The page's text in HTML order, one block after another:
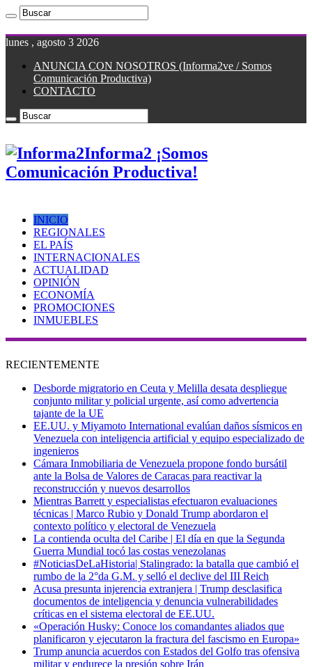
lunes , agosto 3 2026
ANUNCIA CON NOSOTROS (Informa2ve / Somos
Comunicación Productiva)
CONTACTO
Informa2 ¡Somos
Comunicación Productiva!
INICIO
REGIONALES
EL PAÍS
INTERNACIONALES
ACTUALIDAD
OPINIÓN
ECONOMÍA
PROMOCIONES
INMUEBLES
RECIENTEMENTE
Desborde migratorio en Ceuta y Melilla desata despliegue
conjunto militar y policial urgente, así como advertencia
tajante de la UE
EE.UU. y Miyamoto International evalúan daños sísmicos en
Venezuela con inteligencia artificial y equipo especializado de
ingenieros
Cámara Inmobiliaria de Venezuela propone fondo bursátil
ante la Bolsa de Valores de Caracas para reactivar la
reconstrucción y nuevos desarrollos
Mientras Barrett y especialistas efectuaron evaluaciones
técnicas | Marco Rubio y Donald Trump abordaron el
contexto político y electoral de Venezuela
La contienda oculta del Caribe | El día en que la Segunda
Guerra Mundial tocó las costas venezolanas
#NoticiasDeLaHistoria| Stalingrado: la batalla que cambió el
rumbo de la 2°da G.M. y selló el declive del III Reich
Acusa presunta injerencia extranjera | Trump desclasifica
documentos de inteligencia y denuncia vulnerabilidades
críticas en el sistema electoral de EE.UU.
«Operación Husky: Conoce los comandantes aliados que
planificaron y ejecutaron la fractura del fascismo en Europa»
Trump anuncia acuerdos con Estados del Golfo tras ofensiva
militar y endurece la presión sobre Irán